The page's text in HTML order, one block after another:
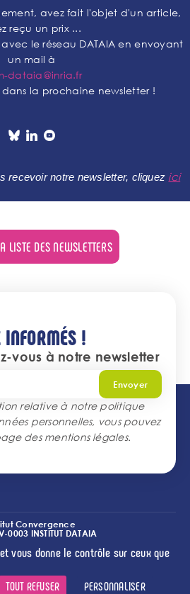
avez fait l'objet d'un article,
reçu un prix ...
le réseau DATAIA en envoyant
un mail à
dataia@inria.fr
la prochaine newsletter !
recevoir notre newsletter, cliquez ici
LISTE DES NEWSLETTERS
INFORMÉS !
vous à notre newsletter
Envoyer
relative à notre politique
personnelles, vous pouvez
desmentions légales.
Convergence
0003 INSTITUT DATAIA
l l
vous donne le contrôle sur ceux que
TOUT REFUSER PERSONNALISER